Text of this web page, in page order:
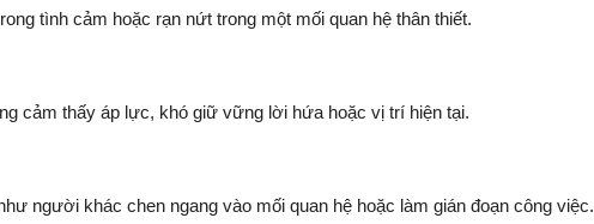
tình cảm hoặc rạn nứt trong một mối quan hệ thân thiết.
cảm thấy áp lực, khó giữ vững lời hứa hoặc vị trí hiện tại.
người khác chen ngang vào mối quan hệ hoặc làm gián đoạn công việc.